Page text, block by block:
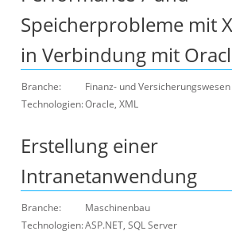
Speicherprobleme mit
in Verbindung mit
Branche:
Finanz- und Versicherungswesen
Technologien:Oracle, XML
Erstellung einer
Intranetanwendung
Branche:
Maschinenbau
Technologien:ASP.NET, SQL Server